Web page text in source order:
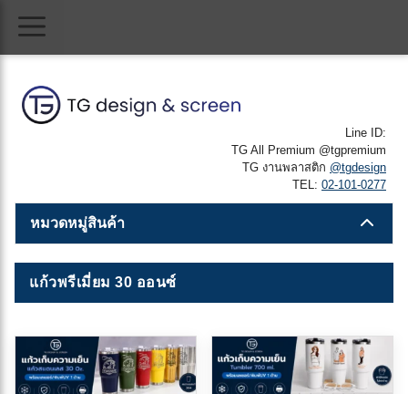
content
Line ID:
TG All Premium @tgpremium
TG งานพลาสติก @tgdesign
TEL: 02-101-0277
Menu
แก้วพรีเมี่ยม 30 ออนซ์
หมวดหมู่สินค้า